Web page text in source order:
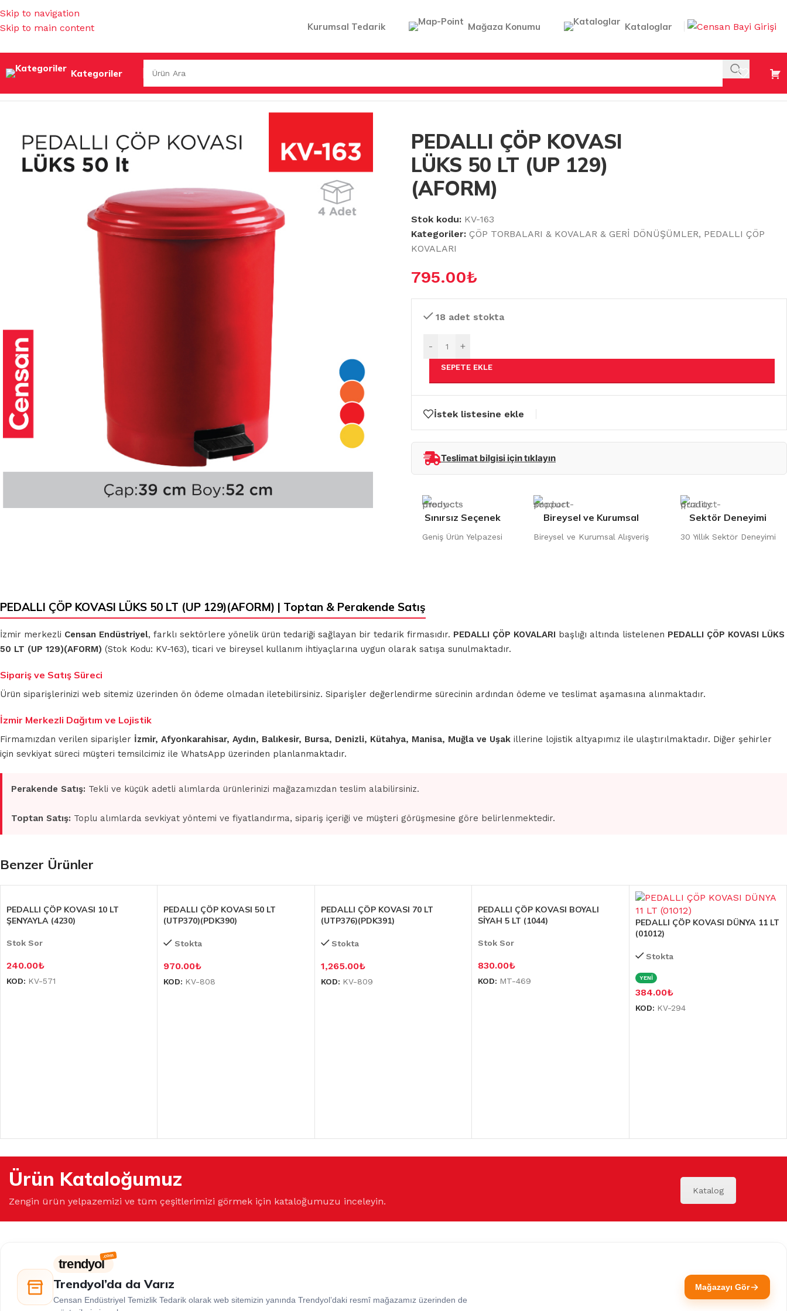
Skip to navigation
Skip to main content
Kurumsal Tedarik Mağaza Konumu Kataloglar
Kategoriler
ÇÖP TORBALARI & KOVALAR & GERİ DÖNÜŞÜMLER/PEDALLI ÇÖP KOVALARI/PEDALLI ÇÖP KOVASI LÜKS 50 LT (UP 129)(AFORM)
PEDALLI ÇÖP KOVASI
LÜKS 50 LT (UP 129)
(AFORM)
Stok kodu: KV-163
Kategoriler: ÇÖP TORBALARI & KOVALAR & GERİ DÖNÜŞÜMLER, PEDALLI ÇÖP
KOVALARI
795.00₺
18 adet stokta
- +
SEPETE EKLE
İstek listesine ekle
Teslimat bilgisi için tıklayın
Sınırsız Seçenek
Geniş Ürün Yelpazesi
Bireysel ve Kurumsal
Bireysel ve Kurumsal Alışveriş
Sektör Deneyimi
30 Yıllık Sektör Deneyimi
PEDALLI ÇÖP KOVASI LÜKS 50 LT (UP 129)(AFORM) | Toptan & Perakende Satış
İzmir merkezli Censan Endüstriyel, farklı sektörlere yönelik ürün tedariği sağlayan bir tedarik firmasıdır. PEDALLI ÇÖP KOVALARI başlığı altında listelenen PEDALLI ÇÖP KOVASI LÜKS
50 LT (UP 129)(AFORM) (Stok Kodu: KV-163), ticari ve bireysel kullanım ihtiyaçlarına uygun olarak satışa sunulmaktadır.
Sipariş ve Satış Süreci
Ürün siparişlerinizi web sitemiz üzerinden ön ödeme olmadan iletebilirsiniz. Siparişler değerlendirme sürecinin ardından ödeme ve teslimat aşamasına alınmaktadır.
İzmir Merkezli Dağıtım ve Lojistik
Firmamızdan verilen siparişler İzmir, Afyonkarahisar, Aydın, Balıkesir, Bursa, Denizli, Kütahya, Manisa, Muğla ve Uşak illerine lojistik altyapımız ile ulaştırılmaktadır. Diğer şehirler
için sevkiyat süreci müşteri temsilcimiz ile WhatsApp üzerinden planlanmaktadır.
Perakende Satış: Tekli ve küçük adetli alımlarda ürünlerinizi mağazamızdan teslim alabilirsiniz.
Toptan Satış: Toplu alımlarda sevkiyat yöntemi ve fiyatlandırma, sipariş içeriği ve müşteri görüşmesine göre belirlenmektedir.
Benzer Ürünler
PEDALLI ÇÖP KOVASI 10 LT
ŞENYAYLA (4230)
Stok Sor
240.00₺
KOD: KV-571
PEDALLI ÇÖP KOVASI 50 LT
(UTP370)(PDK390)
Stokta
970.00₺
KOD: KV-808
PEDALLI ÇÖP KOVASI 70 LT
(UTP376)(PDK391)
Stokta
1,265.00₺
KOD: KV-809
PEDALLI ÇÖP KOVASI BOYALI
SİYAH 5 LT (1044)
Stok Sor
830.00₺
KOD: MT-469
PEDALLI ÇÖP KOVASI DÜNYA 11 LT
(01012)
Stokta
YENİ
384.00₺
KOD: KV-294
Ürün Kataloğumuz
Zengin ürün yelpazemizi ve tüm çeşitlerimizi görmek için kataloğumuzu inceleyin.
Katalog
trendyol
Trendyol’da da Varız
Censan Endüstriyel Temizlik Tedarik olarak web sitemizin yanında Trendyol’daki resmî mağazamız üzerinden de
Mağazayı Gör